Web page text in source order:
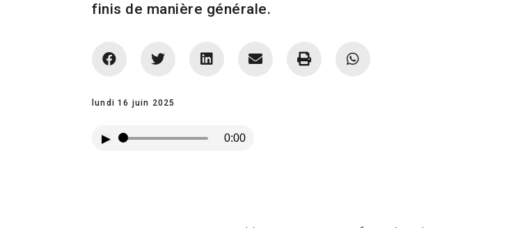
finis de manière générale.
lundi 16 juin 2025
▶ 0:00